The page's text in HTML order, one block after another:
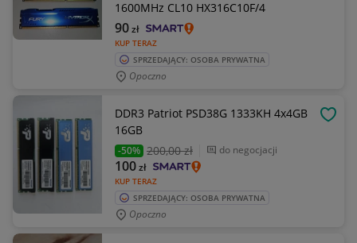
1600MHz CL10 HX316C10F/4
KUP TERAZ
90zł
SPRZEDAJĄCY: OSOBA PRYWATNA
Opoczno
DDR3 Patriot PSD38G 1333KH 4x4GB
16GB
-50% 200,00 zł do negocjacji
KUP TERAZ
100zł
SPRZEDAJĄCY: OSOBA PRYWATNA
Opoczno